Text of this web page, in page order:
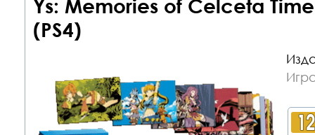
Ys: Memories of Celceta
(PS4)